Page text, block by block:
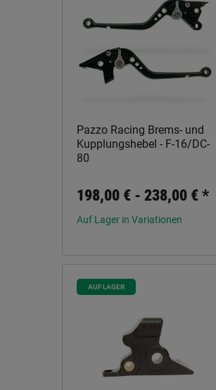
Pazzo Racing Brems- und
Kupplungshebel - F-16/DC-
80
198,00 € - 238,00 €*
Auf Lager in Variationen
AUF LAGER